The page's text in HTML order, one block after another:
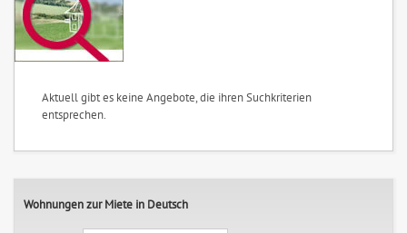
Aktuell gibt es keine Angebote, die ihren Suchkriterien
entsprechen.
Wohnungen zur Miete in Deutsch